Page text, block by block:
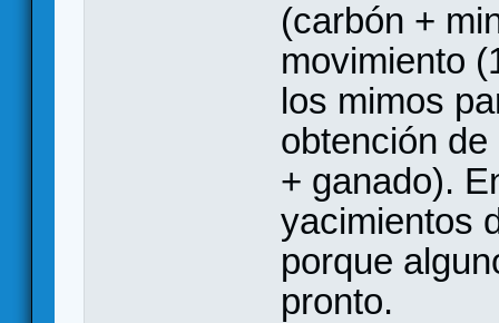
(carbón +
movimiento
los mimos
obtención
+ ganado).
yacimientos
porque
pronto.